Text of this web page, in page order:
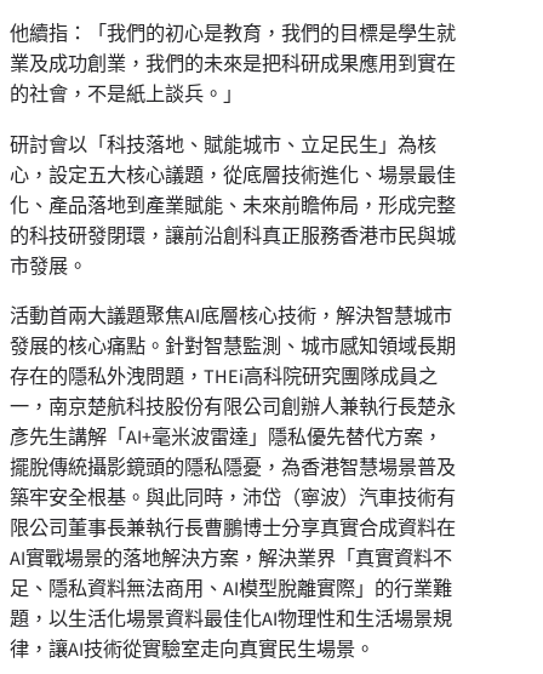
他續指：「我們的初心是教育，我們的目標是學生就
業及成功創業，我們的未來是把科研成果應用到實在
的社會，不是紙上談兵。」
研討會以「科技落地、賦能城市、立足民生」為核
心，設定五大核心議題，從底層技術進化、場景最佳
化、產品落地到產業賦能、未來前瞻佈局，形成完整
的科技研發閉環，讓前沿創科真正服務香港市民與城
市發展。
活動首兩大議題聚焦AI底層核心技術，解決智慧城市
發展的核心痛點。針對智慧監測、城市感知領域長期
存在的隱私外洩問題，THEi高科院研究團隊成員之
一，南京楚航科技股份有限公司創辦人兼執行長楚永
彥先生講解「AI+毫米波雷達」隱私優先替代方案，
擺脫傳統攝影鏡頭的隱私隱憂，為香港智慧場景普及
築牢安全根基。與此同時，沛岱（寧波）汽車技術有
限公司董事長兼執行長曹鵬博士分享真實合成資料在
AI實戰場景的落地解決方案，解決業界「真實資料不
足、隱私資料無法商用、AI模型脫離實際」的行業難
題，以生活化場景資料最佳化AI物理性和生活場景規
律，讓AI技術從實驗室走向真實民生場景。